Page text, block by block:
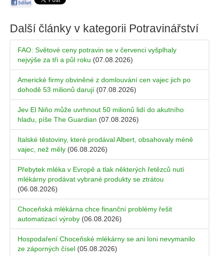
Další články v kategorii Potravinářství
FAO: Světové ceny potravin se v červenci vyšplhaly
nejvýše za tři a půl roku (07.08.2026)
Americké firmy obviněné z domlouvání cen vajec jich po
dohodě 53 milionů darují (07.08.2026)
Jev El Niňo může uvrhnout 50 milionů lidí do akutního
hladu, píše The Guardian (07.08.2026)
Italské těstoviny, které prodával Albert, obsahovaly méně
vajec, než měly (06.08.2026)
Přebytek mléka v Evropě a tlak některých řetězců nutí
mlékárny prodávat vybrané produkty se ztrátou
(06.08.2026)
Choceňská mlékárna chce finanční problémy řešit
automatizací výroby (06.08.2026)
Hospodaření Choceňské mlékárny se ani loni nevymanilo
ze záporných čísel (05.08.2026)